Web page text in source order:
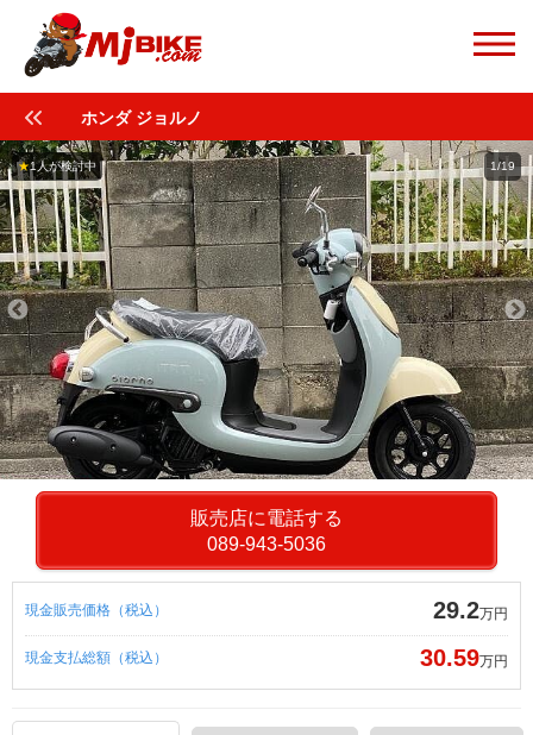
ホンダ ジョルノ
1/19
★1人が検討中
販売店に電話する
089-943-5036
現金販売価格（税込） 29.2万円
現金支払総額（税込） 30.59万円